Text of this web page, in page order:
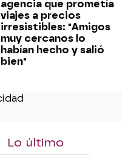
agencia que prometía
viajes a precios
irresistibles: "Amigos
muy cercanos lo
habían hecho y salió
bien"
Lo último